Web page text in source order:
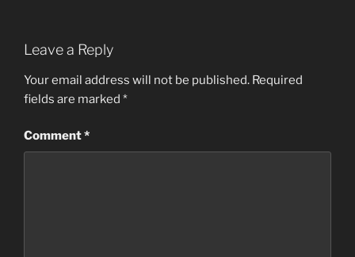
Leave a Reply
Your email address will not be published. Required
fields are marked *
Comment*